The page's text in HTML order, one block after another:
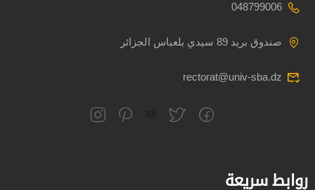
048799006
صندوق بريد 89 سيدي بلعباس الجزائر
rectorat@univ-sba.dz
روابط سريعة